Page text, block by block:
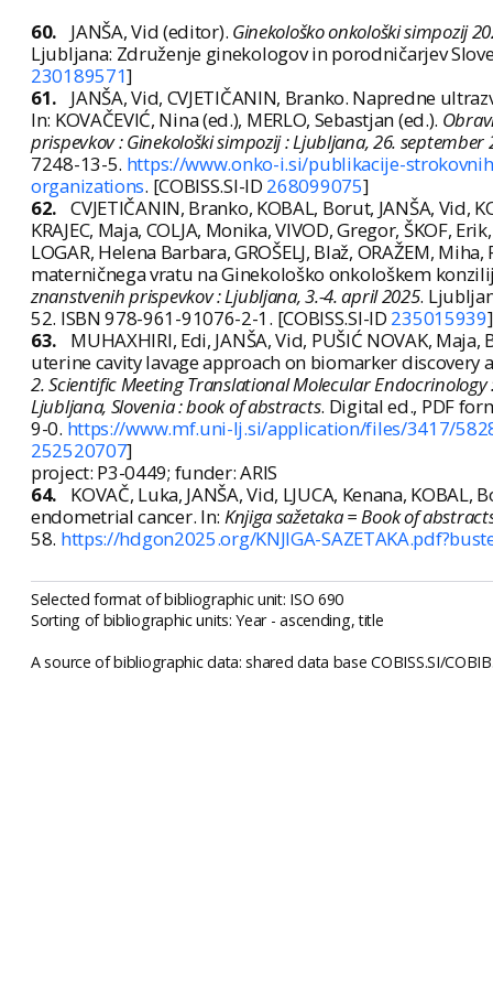
60.
JANŠA, Vid (editor). Ginekološko onkološki simpozij
Ljubljana: Združenje ginekologov in porodničarjev
230189571]
61.
JANŠA, Vid, CVJETIČANIN, Branko. Napredne
In: KOVAČEVIĆ, Nina (ed.), MERLO, Sebastjan (ed.).
prispevkov : Ginekološki simpozij : Ljubljana, 26. september
7248-13-5. https://www.onko-i.si/publikacije-
organizations. [COBISS.SI-ID 268099075]
62. CVJETIČANIN, Branko, KOBAL, Borut, JANŠA, Vid,
KRAJEC, Maja, COLJA, Monika, VIVOD, Gregor, ŠKOF,
LOGAR, Helena Barbara, GROŠELJ, Blaž, ORAŽEM,
materničnega vratu na Ginekološko onkološkem
znanstvenih prispevkov : Ljubljana, 3.-4. april 2025.
52. ISBN 978-961-91076-2-1. [COBISS.SI-ID 235015939]
63.
MUHAXHIRI, Edi, JANŠA, Vid, PUŠIĆ NOVAK,
uterine cavity lavage approach on biomarker discovery
2. Scientific Meeting Translational Molecular
Ljubljana, Slovenia : book of abstracts. Digital ed., PDF
9-0. https://www.mf.uni-lj.si/application/files/3417/
252520707]
project: P3-0449; funder: ARIS
64.
KOVAČ, Luka, JANŠA, Vid, LJUCA, Kenana,
endometrial cancer. In: Knjiga sažetaka = Book of
58. https://hdgon2025.org/KNJIGA-
Selected format of bibliographic unit: ISO 690
Sorting of bibliographic units: Year - ascending, title
A source of bibliographic data: shared data base COBISS.SI/